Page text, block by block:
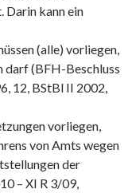
Darin kann ein
(alle) vorliegen,
darf (BFH-Beschluss
12, BStBl II 2002,
vorliegen,
von Amts wegen
der
– XI R 3/09,